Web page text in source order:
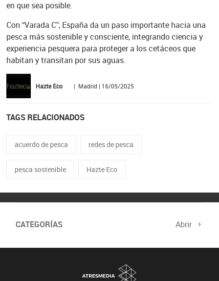
en que sea posible.
Con “Varada C”, España da un paso importante hacia una
pesca más sostenible y consciente, integrando ciencia y
experiencia pesquera para proteger a los cetáceos que
habitan y transitan por sus aguas.
Hazte Eco | Madrid | 16/05/2025
TAGS RELACIONADOS
acuerdo de pesca redes de pesca
pesca sostenible Hazte Eco
CATEGORÍAS Abrir
Biodiversidad Cambio Climático